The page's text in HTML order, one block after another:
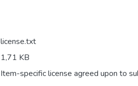
license.txt
1,71 KB
Item-specific license agreed upon to